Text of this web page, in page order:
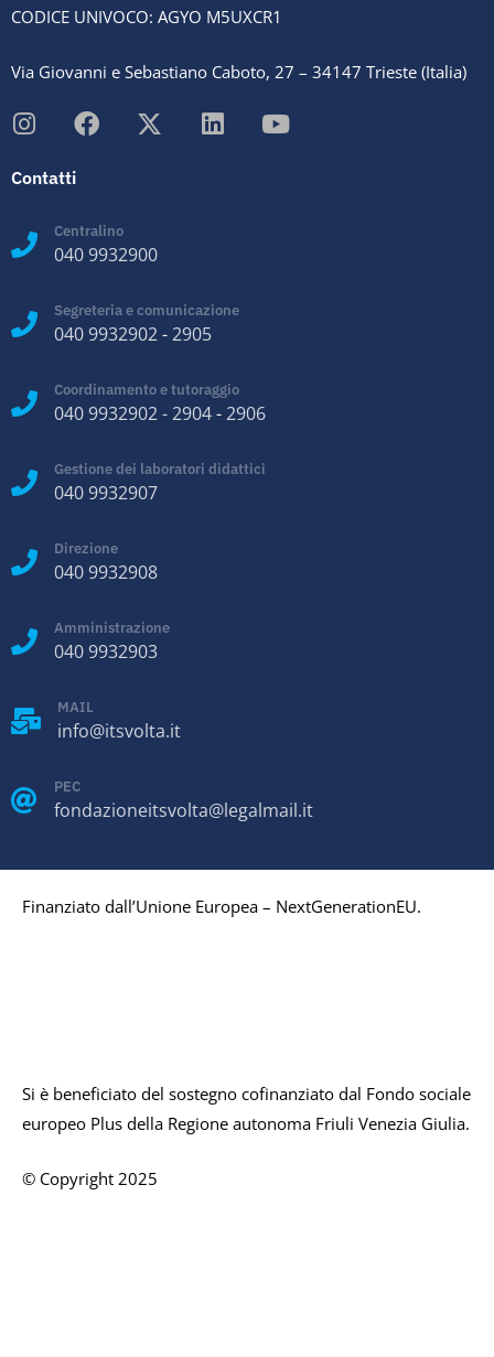
CODICE UNIVOCO: AGYO M5UXCR1
Via Giovanni e Sebastiano Caboto, 27 – 34147 Trieste (Italia)
Contatti
Centralino
040 9932900
Segreteria e comunicazione
040 9932902-2905
Coordinamento e tutoraggio
040 9932902-2904-2906
Gestione dei laboratori didattici
040 9932907
Direzione
040 9932908
Amministrazione
040 9932903
MAIL
info@itsvolta.it
PEC
fondazioneitsvolta@legalmail.it
Finanziato dall’Unione Europea – NextGenerationEU.
Si è beneficiato del sostegno cofinanziato dal Fondo sociale
europeo Plus della Regione autonoma Friuli Venezia Giulia.
© Copyright 2025